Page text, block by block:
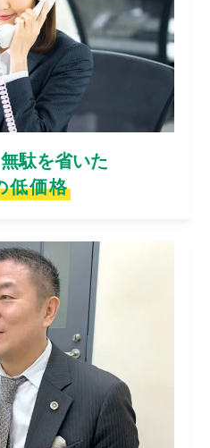
駄を省いた
低価格